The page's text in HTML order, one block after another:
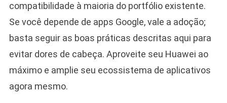
compatibilidade à maioria do portfólio existente.
Se você depende de apps Google, vale a adoção;
basta seguir as boas práticas descritas aqui para
evitar dores de cabeça. Aproveite seu Huawei ao
máximo e amplie seu ecossistema de aplicativos
agora mesmo.